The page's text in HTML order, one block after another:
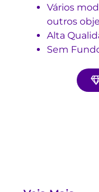
Vários
outros
Alta
Sem